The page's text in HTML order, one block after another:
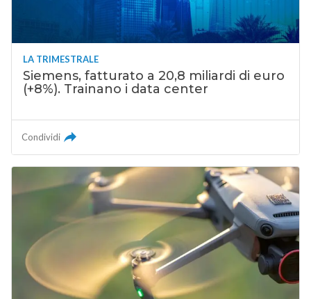
LA TRIMESTRALE
Siemens, fatturato a 20,8 miliardi di euro
(+8%). Trainano i data center
Condividi